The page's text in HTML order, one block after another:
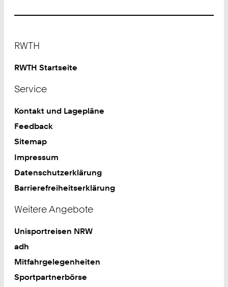
RWTH
RWTH Startseite
Service
Kontakt und Lagepläne
Feedback
Sitemap
Impressum
Datenschutzerklärung
Barrierefreiheitserklärung
Weitere Angebote
Unisportreisen NRW
adh
Mitfahrgelegenheiten
Sportpartnerbörse